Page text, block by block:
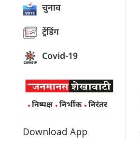
चुनाव
ट्रेंडिंग
Covid-19
निष्पक्ष निर्भीक निरंतर
Download App